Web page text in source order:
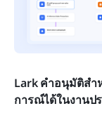
Lark คำอนุมัติสำ
การณ์ได้ในงานป